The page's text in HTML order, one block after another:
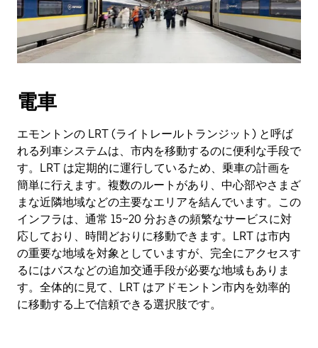
電車
エモントンの LRT (ライトレールトランジット) と呼ば
れる列車システムは、市内を移動するのに便利な手段で
す。LRT は定期的に運行しているため、乗車の計画を
簡単に行えます。複数のルートがあり、中心部やさまざ
まな近隣地域などの主要なエリアを結んでいます。この
インフラは、通常 15~20 分おきの頻繁なサービスに対
応しており、時間どおりに移動できます。LRT は市内
の重要な地域を対象としていますが、完全にアクセスす
るにはバスなどの追加交通手段が必要な地域もありま
す。全体的に見て、LRT はアドモントン市内を効率的
に移動する上で信頼できる選択肢です。